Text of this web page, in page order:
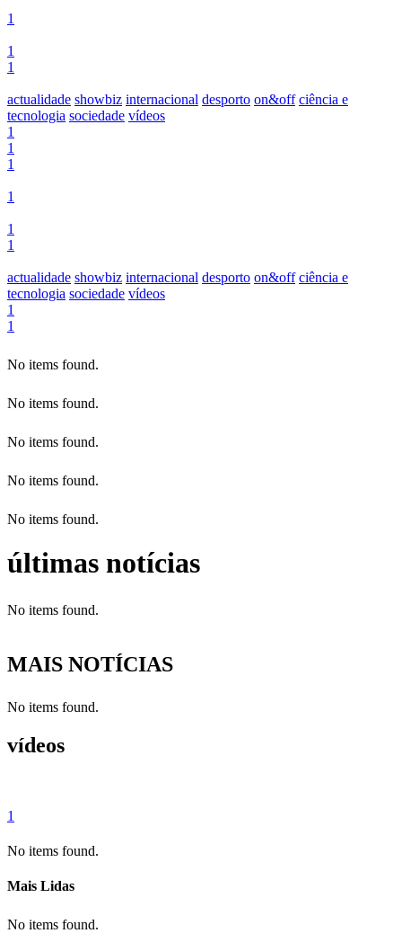
1
1
1
actualidade showbiz internacional desporto on&off ciência e
tecnologia sociedade vídeos
1
1
1
1
1
1
actualidade showbiz internacional desporto on&off ciência e
tecnologia sociedade vídeos
1
1
No items found.
No items found.
No items found.
No items found.
No items found.
últimas notícias
No items found.
MAIS NOTÍCIAS
No items found.
vídeos
1
No items found.
Mais Lidas
No items found.